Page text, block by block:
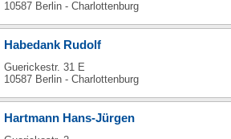
10587 Berlin - Charlottenburg
Habedank Rudolf
Guerickestr. 31 E
10587 Berlin - Charlottenburg
Hartmann Hans-Jürgen